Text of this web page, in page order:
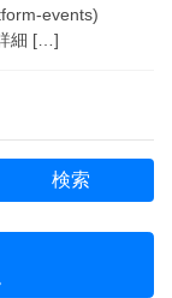
events)
細 […]